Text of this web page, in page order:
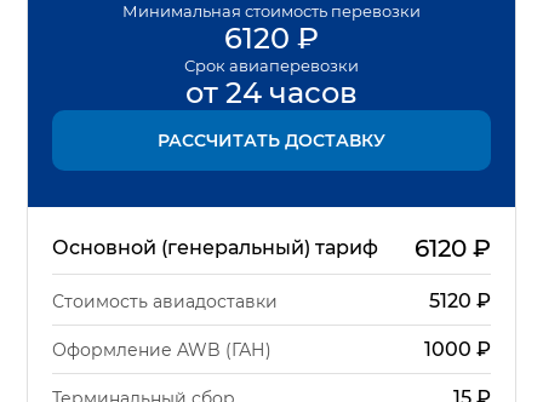
Минимальная стоимость перевозки
6120 ₽
Срок авиаперевозки
от 24 часов
РАССЧИТАТЬ ДОСТАВКУ
Основной (генеральный) тариф 6120₽
Стоимость авиадоставки 5120 ₽
Оформление AWB (ГАН) 1000 ₽